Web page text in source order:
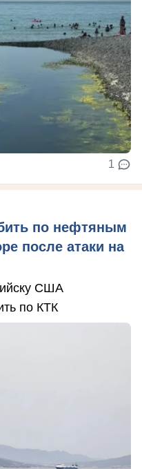
1
по нефтяным
после атаки на
США
по КТК